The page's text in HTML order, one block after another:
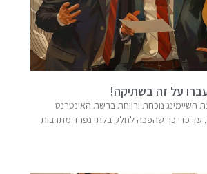
על זה בשתיקה!
נוכחת ורווחת ברשת האינטרנט
עד כדי כך שהפכה לחלק בלתי נפרד מתרבות